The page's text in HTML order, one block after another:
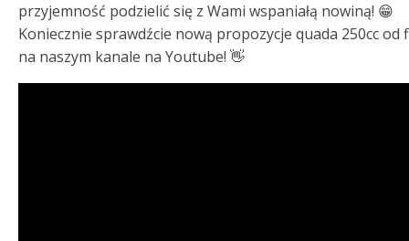
przyjemność podzielić się z Wami wspaniałą nowiną! 😁
Koniecznie sprawdźcie nową propozycje quada 250cc od
na naszym kanale na Youtube! 👋